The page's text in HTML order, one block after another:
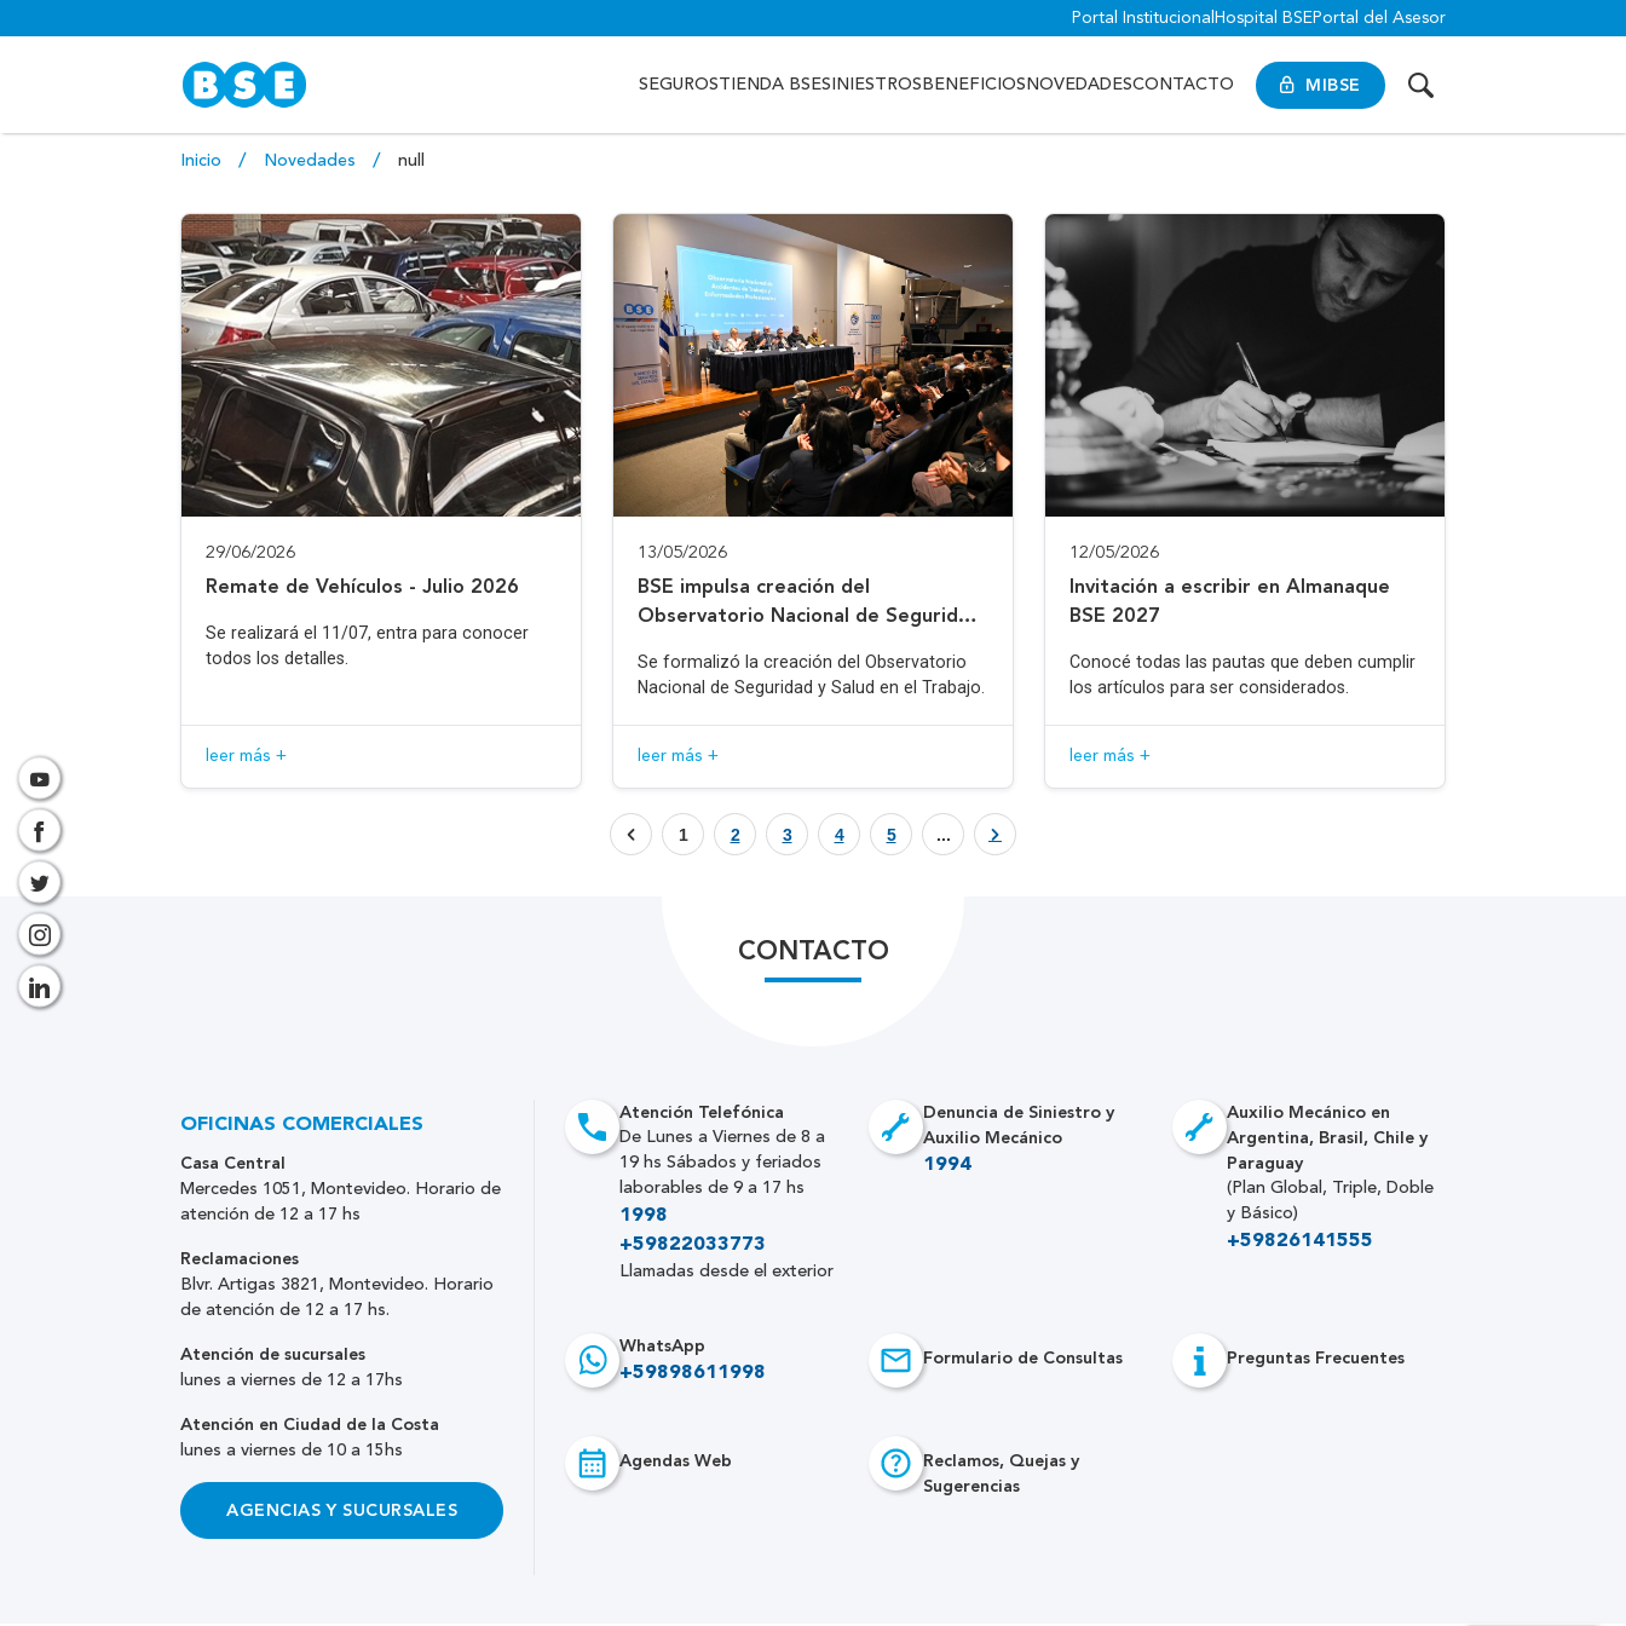
Portal Institucional Hospital BSE Portal del Asesor
MIBSE
SEGUROSTIENDA BSESINIESTROS BENEFICIOS NOVEDADESCONTACTO
Inicio Novedades null
29/06/2026
Remate de Vehículos - Julio 2026
Se realizará el 11/07, entra para conocer
todos los detalles.
leer más +
13/05/2026
BSE impulsa creación del
Observatorio Nacional de Seguridad
Se formalizó la creación del Observatorio
Nacional de Seguridad y Salud en el Trabajo.
leer más +
12/05/2026
Invitación a escribir en Almanaque
BSE 2027
Conocé todas las pautas que deben cumplir
los artículos para ser considerados.
leer más +
1 2 3 4 5 ...
CONTACTO
Atención Telefónica
De Lunes a Viernes de 8 a
19 hs Sábados y feriados
laborables de 9 a 17 hs
1998
+59822033773
Llamadas desde el exterior
Denuncia de Siniestro y
Auxilio Mecánico
1994
Auxilio Mecánico en
Argentina, Brasil, Chile y
Paraguay
(Plan Global, Triple, Doble
y Básico)
+59826141555
WhatsApp
+59898611998
Formulario de Consultas Preguntas Frecuentes
Agendas Web
Reclamos, Quejas y
Sugerencias
OFICINAS COMERCIALES
Casa Central
Mercedes 1051, Montevideo. Horario de
atención de 12 a 17 hs
Reclamaciones
Blvr. Artigas 3821, Montevideo. Horario
de atención de 12 a 17 hs.
Atención de sucursales
lunes a viernes de 12 a 17hs
Atención en Ciudad de la Costa
lunes a viernes de 10 a 15hs
AGENCIAS Y SUCURSALES